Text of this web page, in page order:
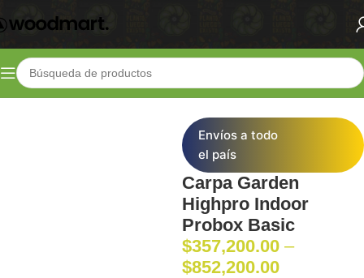
Inicio Shop Indoor Carpas de cultivo
Envíos a todo
el país
Carpa Garden
Highpro Indoor
Probox Basic
$357,200.00 –
$852,200.00